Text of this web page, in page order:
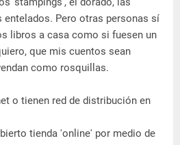
entelados. Pero otras personas sí
libros a casa como si fuesen un
que mis cuentos sean
como rosquillas.
o tienen red de distribución en
tienda 'online' por medio de